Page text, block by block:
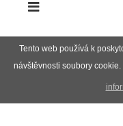
Tento web používá k
návštěvnosti soubory